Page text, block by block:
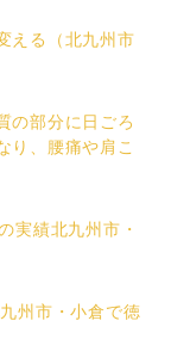
える（北九州市
の部分に日ごろ
り、腰痛や肩こ
実績北九州市・
州市・小倉で徳